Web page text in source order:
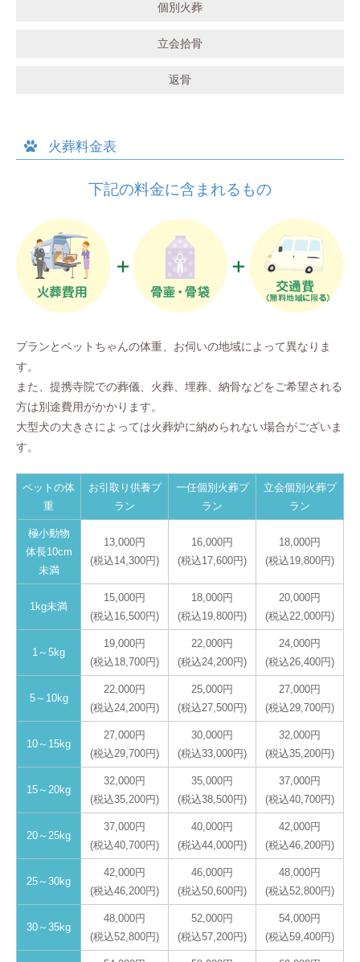
個別火葬
立会拾骨
返骨
火葬料金表
下記の料金に含まれるもの
プランとペットちゃんの体重、お伺いの地域によって異なりま
す。
また、提携寺院での葬儀、火葬、埋葬、納骨などをご希望される
方は別途費用がかかります。
大型犬の大きさによっては火葬炉に納められない場合がございま
す。
ペットの体
重
お引取り供養プ
ラン
一任個別火葬プ
ラン
立会個別火葬プ
ラン
極小動物
体長10cm
未満
13,000円
(税込14,300円)
16,000円
(税込17,600円)
18,000円
(税込19,800円)
1kg未満
15,000円
(税込16,500円)
18,000円
(税込19,800円)
20,000円
(税込22,000円)
1～5kg
19,000円
(税込18,700円)
22,000円
(税込24,200円)
24,000円
(税込26,400円)
5～10kg
22,000円
(税込24,200円)
25,000円
(税込27,500円)
27,000円
(税込29,700円)
10～15kg
27,000円
(税込29,700円)
30,000円
(税込33,000円)
32,000円
(税込35,200円)
15～20kg
32,000円
(税込35,200円)
35,000円
(税込38,500円)
37,000円
(税込40,700円)
20～25kg
37,000円
(税込40,700円)
40,000円
(税込44,000円)
42,000円
(税込46,200円)
25～30kg
42,000円
(税込46,200円)
46,000円
(税込50,600円)
48,000円
(税込52,800円)
30～35kg
48,000円
(税込52,800円)
52,000円
(税込57,200円)
54,000円
(税込59,400円)